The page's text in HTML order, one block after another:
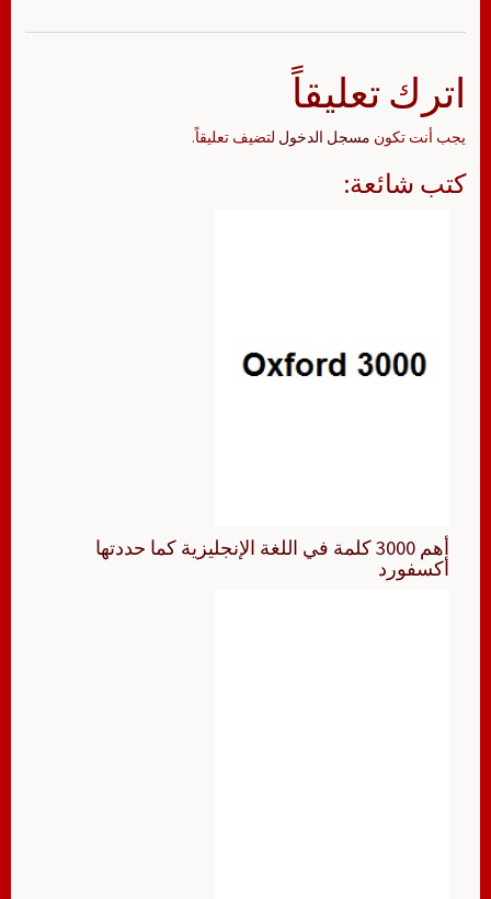
اترك تعليقاً
يجب أنت تكون مسجل الدخول لتضيف تعليقاً.
كتب شائعة:
أهم 3000 كلمة في اللغة الإنجليزية كما حددتها
أكسفورد